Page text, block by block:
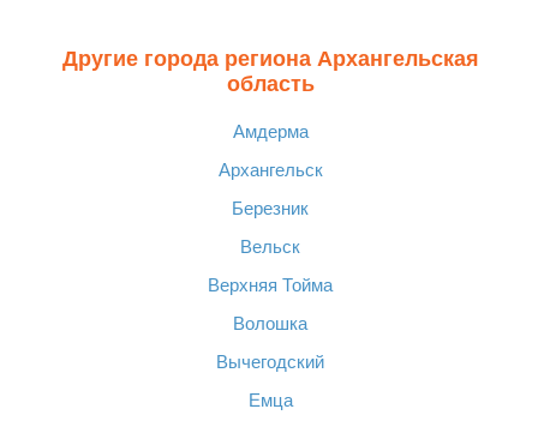
Другие города региона Архангельская
область
Амдерма
Архангельск
Березник
Вельск
Верхняя Тойма
Волошка
Вычегодский
Емца